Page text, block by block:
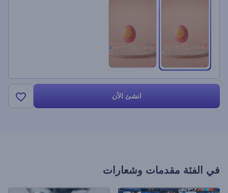
انشئ الأن
في الفئة مقدمات وشعارات